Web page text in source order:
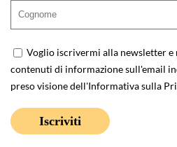
Voglio iscrivermi alla newsletter
contenuti di informazione sull'email
preso visione dell'Informativa sulla